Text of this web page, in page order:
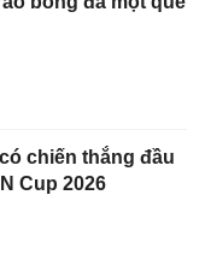
chiến thắng đầu
Cup 2026